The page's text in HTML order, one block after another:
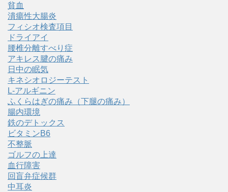
貧血
潰瘍性大腸炎
フィシオ検査項目
ドライアイ
腰椎分離すべり症
アキレス腱の痛み
日中の眠気
キネシオロジーテスト
L-アルギニン
ふくらはぎの痛み（下腿の痛み）
腸内環境
鉄のデトックス
ビタミンB6
不整脈
ゴルフの上達
血行障害
回盲弁症候群
中耳炎